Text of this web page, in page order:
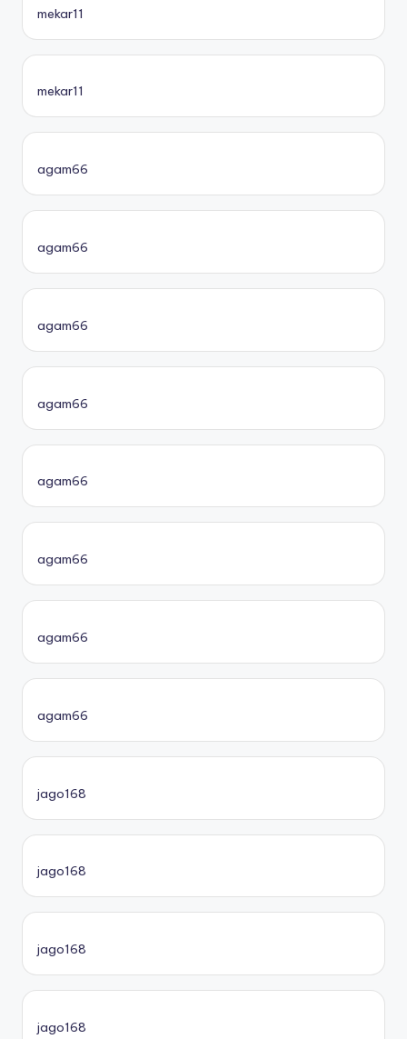
mekar11
mekar11
agam66
agam66
agam66
agam66
agam66
agam66
agam66
agam66
jago168
jago168
jago168
jago168